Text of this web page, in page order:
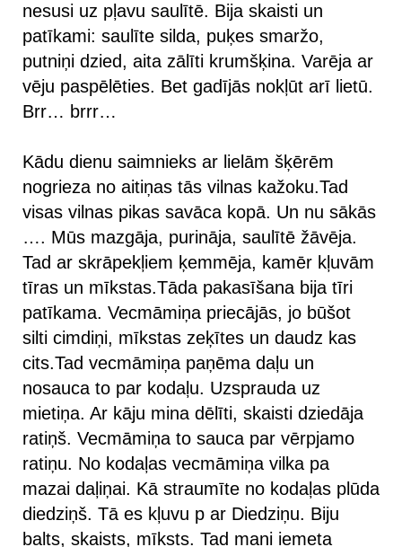
nesusi uz pļavu saulītē. Bija skaisti un
patīkami: saulīte silda, puķes smaržo,
putniņi dzied, aita zālīti krumšķina. Varēja ar
vēju paspēlēties. Bet gadījās nokļūt arī lietū.
Brr… brrr…
Kādu dienu saimnieks ar lielām šķērēm
nogrieza no aitiņas tās vilnas kažoku.Tad
visas vilnas pikas savāca kopā. Un nu sākās
…. Mūs mazgāja, purināja, saulītē žāvēja.
Tad ar skrāpekļiem ķemmēja, kamēr kļuvām
tīras un mīkstas.Tāda pakasīšana bija tīri
patīkama. Vecmāmiņa priecājās, jo būšot
silti cimdiņi, mīkstas zeķītes un daudz kas
cits.Tad vecmāmiņa paņēma daļu un
nosauca to par kodaļu. Uzsprauda uz
mietiņa. Ar kāju mina dēlīti, skaisti dziedāja
ratiņš. Vecmāmiņa to sauca par vērpjamo
ratiņu. No kodaļas vecmāmiņa vilka pa
mazai daļiņai. Kā straumīte no kodaļas plūda
diedziņš. Tā es kļuvu p ar Diedziņu. Biju
balts, skaists, mīksts. Tad mani iemeta